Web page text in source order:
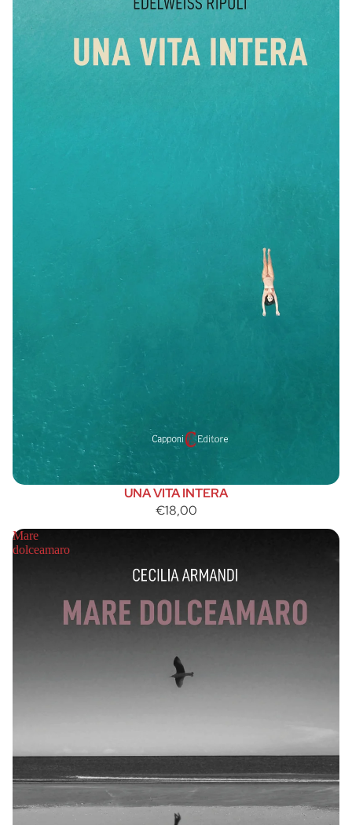
UNA VITA INTERA
€18,00
Mare
dolceamaro